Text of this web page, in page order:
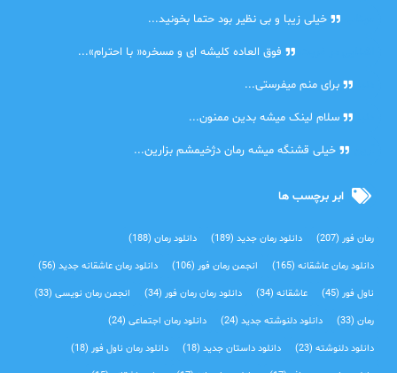
خیلی زیبا و بی نظیر بود حتما بخونید...
فوق العاده کلیشه ای و مسخره« با احترام»...
برای منم میفرستی...
سلام لینک میشه بدین ممنون...
خیلی قشنگه میشه رمان دژخیمشم بزارین...
ابر برچسب ها
رمان فور(207) دانلود رمان جدید(189) دانلود رمان(188)
دانلود رمان عاشقانه(165) انجمن رمان فور(106) دانلود رمان عاشقانه جدید(56)
ناول فور(45) عاشقانه(34) دانلود رمان رمان فور(34) انجمن رمان نویسی(33)
رمان(33) دانلود دلنوشته جدید(24) دانلود رمان اجتماعی‌(24)
دانلود دلنوشته(23) دانلود داستان جدید(18) دانلود رمان ناول فور(18)